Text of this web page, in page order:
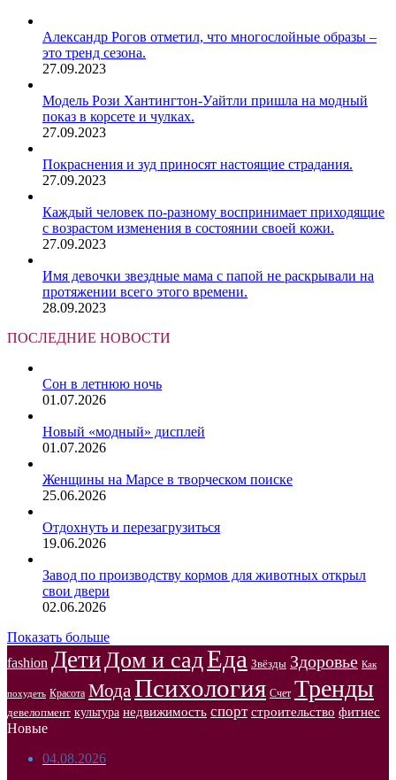
Александр Рогов отметил, что многослойные образы –
это тренд сезона.
27.09.2023
Модель Рози Хантингтон-Уайтли пришла на модный
показ в корсете и чулках.
27.09.2023
Покраснения и зуд приносят настоящие страдания.
27.09.2023
Каждый человек по-разному воспринимает приходящие
с возрастом изменения в состоянии своей кожи.
27.09.2023
Имя девочки звездные мама с папой не раскрывали на
протяжении всего этого времени.
28.09.2023
ПОСЛЕДНИЕ НОВОСТИ
Сон в летнюю ночь
01.07.2026
Новый «модный» дисплей
01.07.2026
Женщины на Марсе в творческом поиске
25.06.2026
Отдохнуть и перезагрузиться
19.06.2026
Завод по производству кормов для животных открыл
свои двери
02.06.2026
Показать больше
fashion ДетиДом и садЕда Звёзды Здоровье Как
похудеть Красота Мода Психология Счет Тренды
девелопмент культура недвижимость спорт строительство фитнес
Новые
04.08.2026